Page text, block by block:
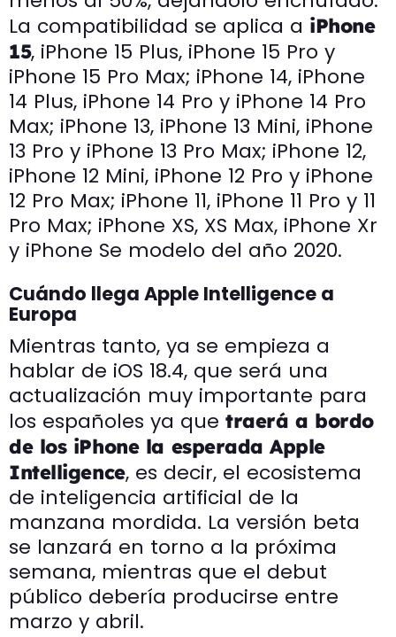
La compatibilidad se aplica a iPhone
15, iPhone 15 Plus, iPhone 15 Pro y
iPhone 15 Pro Max; iPhone 14, iPhone
14 Plus, iPhone 14 Pro y iPhone 14 Pro
Max; iPhone 13, iPhone 13 Mini, iPhone
13 Pro y iPhone 13 Pro Max; iPhone 12,
iPhone 12 Mini, iPhone 12 Pro y iPhone
12 Pro Max; iPhone 11, iPhone 11 Pro y 11
Pro Max; iPhone XS, XS Max, iPhone Xr
y iPhone Se modelo del año 2020.
Cuándo llega Apple Intelligence a
Europa
Mientras tanto, ya se empieza a
hablar de iOS 18.4, que será una
actualización muy importante para
los españoles ya que traerá a bordo
de los iPhone la esperada Apple
Intelligence, es decir, el ecosistema
de inteligencia artificial de la
manzana mordida. La versión beta
se lanzará en torno a la próxima
semana, mientras que el debut
público debería producirse entre
marzo y abril.